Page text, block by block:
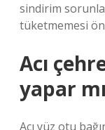
sindirim
tüketmemesi
Acı
yapar
Acı yüz otu